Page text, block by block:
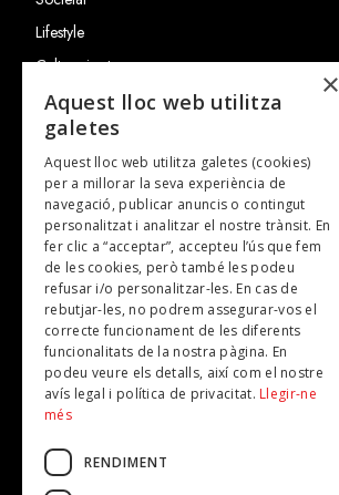
Lifestyle
Cultura i art
Entrevistes
Gastronomia
TV
Plans per fer
Revistes
SUBSCRIU-TE A LA NOSTRA NEWSLETTER!
Correu electrònic*
Accepto lapolítica de privacitat
×
Aquest lloc web utilitza
galetes
Aquest lloc web utilitza galetes (cookies)
per a millorar la seva experiència de
navegació, publicar anuncis o contingut
personalitzat i analitzar el nostre trànsit. En
fer clic a “acceptar”, accepteu l’ús que fem
de les cookies, però també les podeu
refusar i/o personalitzar-les. En cas de
rebutjar-les, no podrem assegurar-vos el
correcte funcionament de les diferents
funcionalitats de la nostra pàgina. En
podeu veure els detalls, així com el nostre
avís legal i política de privacitat. Llegir-ne
més
RENDIMENT